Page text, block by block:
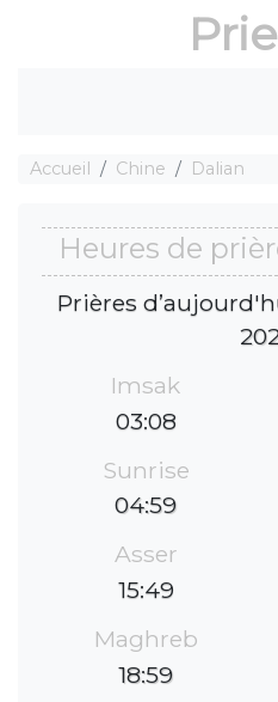
Accueil Chine Dalian
Heures de
Prières
Imsak
03:08
Sunrise
04:59
Asser
15:49
Maghreb
18:59